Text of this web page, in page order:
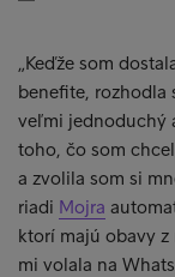
„Keďže som
benefite, rozhodla
veľmi jednoduchý
toho, čo som
a zvolila som si
riadi Mojra
ktorí majú obavy
mi volala na